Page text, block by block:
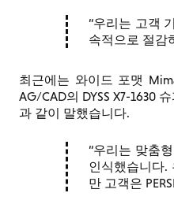
우리는 고객
속적으로 절감
최근에는 와이드 포맷
AG/CAD의 DYSS X7-1630
과 같이 말했습니다.
우리는 맞춤
인식했습니다.
만 고객은